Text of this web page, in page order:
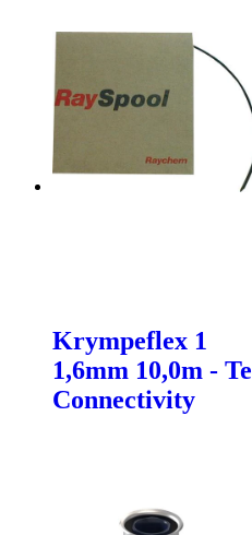
Krympeflex 1
1,6mm 10,0m - Te
Connectivity